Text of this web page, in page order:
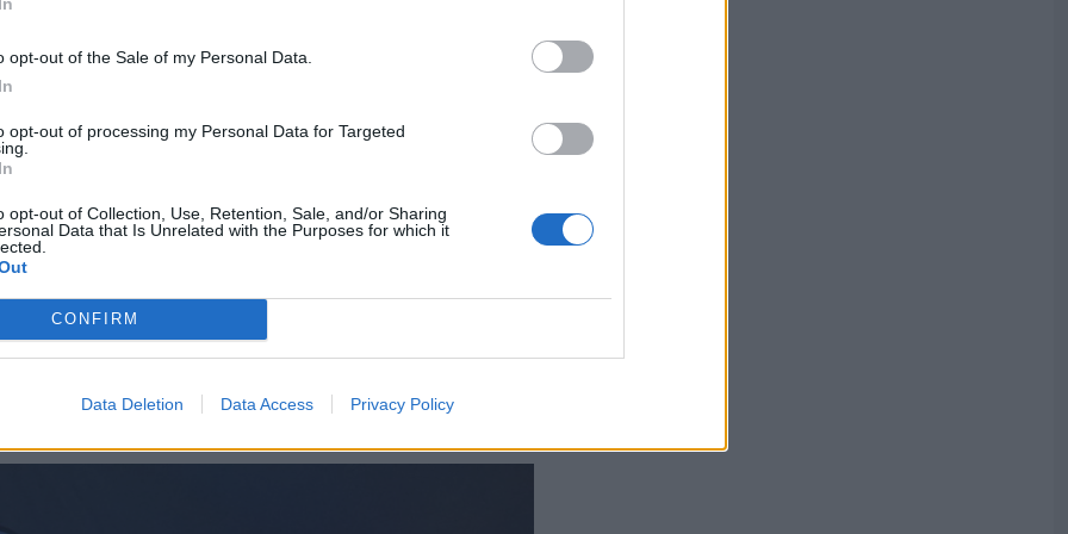
opt-out of the Sale of my Personal Data.
opt-out of processing my Personal Data for Targeted
opt-out of Collection, Use, Retention, Sale, and/or Sharing
Data that Is Unrelated with the Purposes for which it
CONFIRM
Data Deletion Data Access Privacy Policy
Ez így is volt.
és egészen jól éreztük
elrontani nem lehet, a homok a
a többi pedig... elviselhető, ha az
most megértettem, hogy miért irtóznak
akik már nyaraltak korábban Görög-,
a Földközi-tenger valamelyik
hallottam, hogy kipróbálja ezt is,
azt mondta: soha többet!